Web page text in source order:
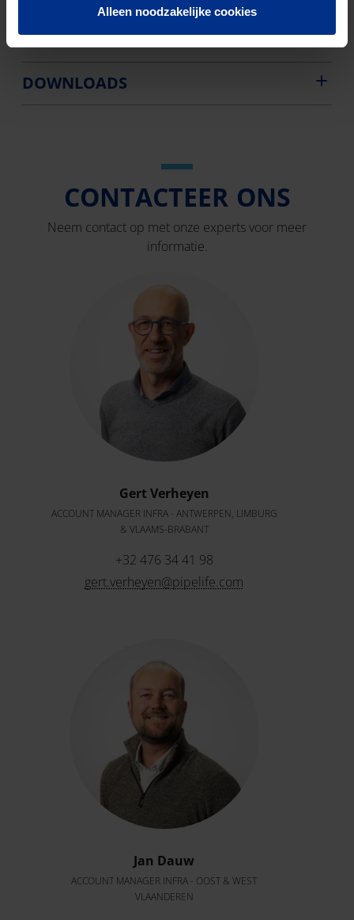
Alleen noodzakelijke cookies
DOWNLOADS
CONTACTEER ONS
Neem contact op met onze experts voor meer
informatie.
Gert Verheyen
ACCOUNT MANAGER INFRA - ANTWERPEN, LIMBURG
& VLAAMS-BRABANT
+32 476 34 41 98
gert.verheyen@pipelife.com
Jan Dauw
ACCOUNT MANAGER INFRA - OOST & WEST
VLAANDEREN